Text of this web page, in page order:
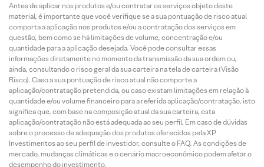
Antes de aplicar nos produtos e/ou contratar os serviços objeto deste
material, é importante que você verifique se a sua pontuação de risco atual
comporta a aplicação nos produtos e/ou a contratação dos serviços em
questão, bem como se há limitações de volume, concentração e/ou
quantidade para a aplicação desejada. Você pode consultar essas
informações diretamente no momento da transmissão da sua ordem ou,
ainda, consultando o risco geral da sua carteira na tela de carteira (Visão
Risco). Caso a sua pontuação de risco atual não comporte a
aplicação/contratação pretendida, ou caso existam limitações em relação à
quantidade e/ou volume financeiro para a referida aplicação/contratação, isto
significa que, com base na composição atual da sua carteira, esta
aplicação/contratação não está adequada ao seu perfil. Em caso de dúvidas
sobre o processo de adequação dos produtos oferecidos pela XP
Investimentos ao seu perfil de investidor, consulte o FAQ. As condições de
mercado, mudanças climáticas e o cenário macroeconômico podem afetar o
desempenho do investimento.